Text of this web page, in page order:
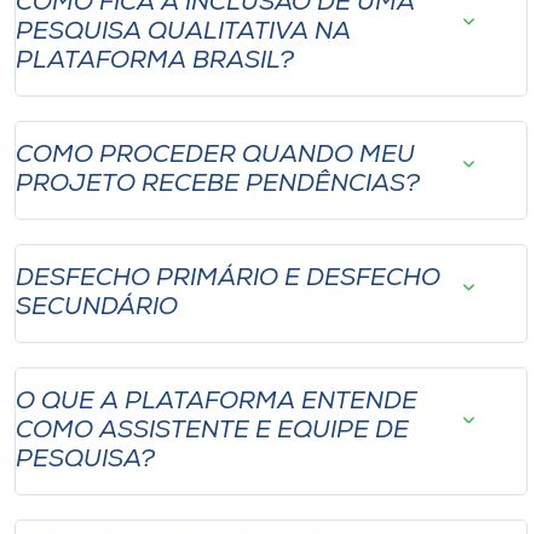
PESQUISA QUALITATIVA NA
PLATAFORMA BRASIL?
COMO PROCEDER QUANDO MEU
PROJETO RECEBE PENDÊNCIAS?
DESFECHO PRIMÁRIO E DESFECHO
SECUNDÁRIO
O QUE A PLATAFORMA ENTENDE
COMO ASSISTENTE E EQUIPE DE
PESQUISA?